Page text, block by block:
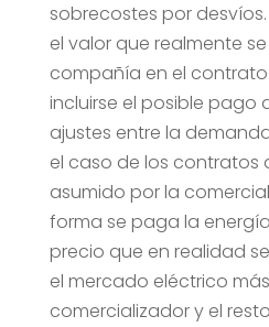
sobrecostes por
el valor que realmente
compañía en el
incluirse el posible pago
ajustes entre la
el caso de los contratos
asumido por la
forma se paga la
precio que en realidad
el mercado eléctrico
comercializador y el